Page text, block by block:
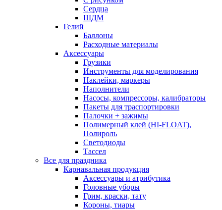
Сердца
ШДМ
Гелий
Баллоны
Расходные материалы
Аксессуары
Грузики
Инструменты для моделирования
Наклейки, маркеры
Наполнители
Насосы, компрессоры, калибраторы
Пакеты для траспортировки
Палочки + зажимы
Полимерный клей (HI-FLOAT),
Полироль
Светодиоды
Тассел
Все для праздника
Карнавальная продукция
Аксессуары и атрибутика
Головные уборы
Грим, краски, тату
Короны, тиары